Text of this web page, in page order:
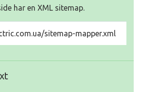
har en XML sitemap.
sitemap-mapper.xml